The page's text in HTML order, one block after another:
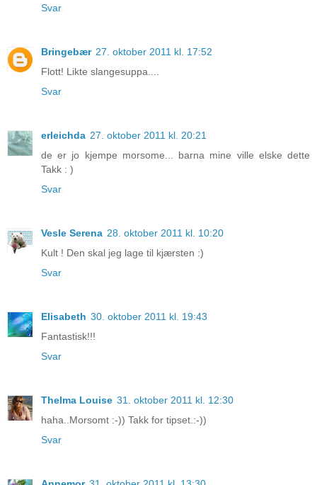
Svar
Bringebær 27. oktober 2011 kl. 17:52
Flott! Likte slangesuppa....
Svar
erleichda 27. oktober 2011 kl. 20:21
de er jo kjempe morsome... barna mine ville elske dette
Takk : )
Svar
Vesle Serena 28. oktober 2011 kl. 10:20
Kult ! Den skal jeg lage til kjærsten :)
Svar
Elisabeth 30. oktober 2011 kl. 19:43
Fantastisk!!!
Svar
Thelma Louise 31. oktober 2011 kl. 12:30
haha..Morsomt :-)) Takk for tipset.:-))
Svar